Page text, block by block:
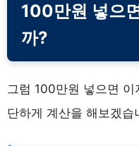
100만원 넣으
까?
그럼 100만원 넣으면
단하게 계산을 해보겠습